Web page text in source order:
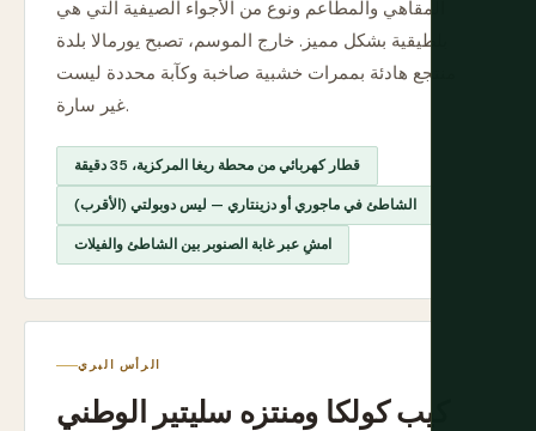
المقاهي والمطاعم ونوع من الأجواء الصيفية التي هي
بلطيقية بشكل مميز. خارج الموسم، تصبح يورمالا بلدة
منتجع هادئة بممرات خشبية صاخبة وكآبة محددة ليست
غير سارة.
قطار كهربائي من محطة ريغا المركزية، 35 دقيقة
الشاطئ في ماجوري أو دزينتاري — ليس دوبولتي (الأقرب)
امشِ عبر غابة الصنوبر بين الشاطئ والفيلات
الرأس البري
كيب كولكا ومنتزه سليتير الوطني